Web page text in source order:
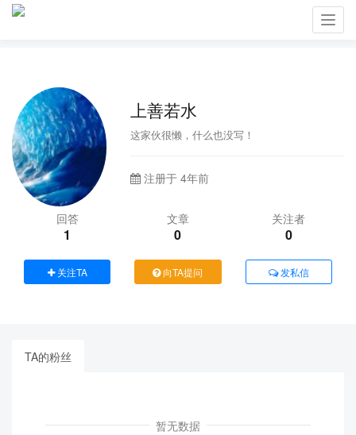
上善若水
这家伙很懒，什么也没写！
注册于 4年前
回答
1
文章
0
关注者
0
关注TA 向TA提问 发私信
TA的粉丝
暂无数据